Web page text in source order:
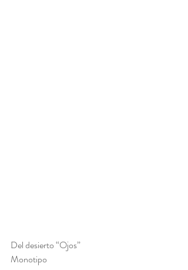
Del desierto “Ojos”
Monotipo